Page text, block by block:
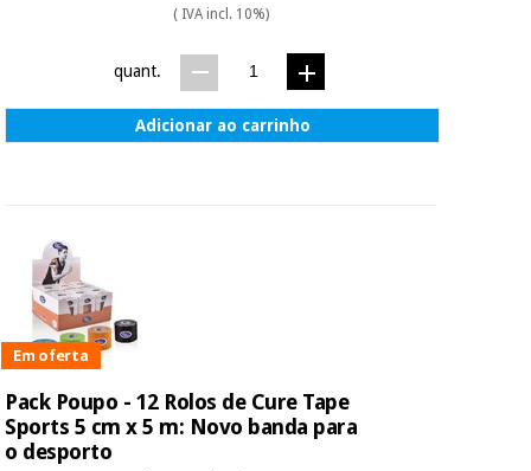
( IVA incl. 10%)
quant.
Adicionar ao carrinho
Em oferta
Pack Poupo - 12 Rolos de Cure Tape
Sports 5 cm x 5 m: Novo banda para
o desporto